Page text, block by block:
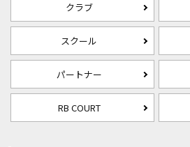
クラブ
スクール
パートナー
RB COURT